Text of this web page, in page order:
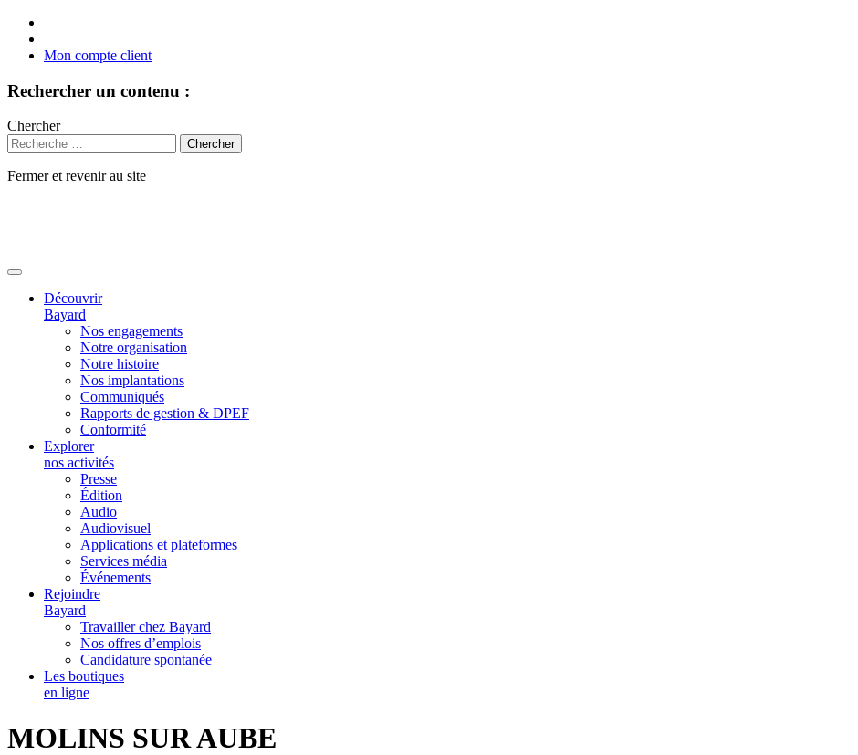
Mon compte client
Rechercher un contenu :
Chercher
Fermer et revenir au site
Découvrir
Bayard
Nos engagements
Notre organisation
Notre histoire
Nos implantations
Communiqués
Rapports de gestion & DPEF
Conformité
Explorer
nos activités
Presse
Édition
Audio
Audiovisuel
Applications et plateformes
Services média
Événements
Rejoindre
Bayard
Travailler chez Bayard
Nos offres d’emplois
Candidature spontanée
Les boutiques
en ligne
MOLINS SUR AUBE